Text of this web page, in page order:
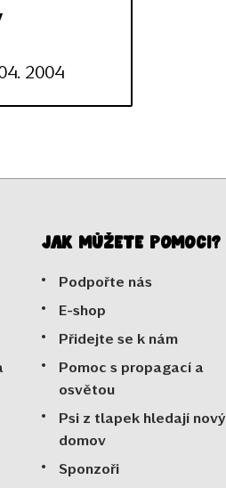
2004
Jak můžete pomoci?
Podpořte nás
E-shop
Přidejte se k nám
Pomoc s propagací a
osvětou
Psi z tlapek hledají nový
domov
Sponzoři